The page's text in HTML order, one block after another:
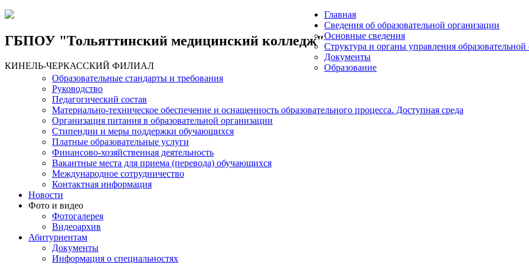
Jump to Content
Jump to Navigation
ГБПОУ "Тольяттинский медицинский колледж"
КИНЕЛЬ-ЧЕРКАССКИЙ ФИЛИАЛ
Главная
Сведения об образовательной организации
Основные сведения
Структура и органы управления образовательной
Документы
Образование
Образовательные стандарты и требования
Руководство
Педагогический состав
Материально-техническое обеспечение и оснащенность образовательного процесса. Доступная среда
Организация питания в образовательной организации
Стипендии и меры поддержки обучающихся
Платные образовательные услуги
Финансово-хозяйственная деятельность
Вакантные места для приема (перевода) обучающихся
Международное сотрудничество
Контактная информация
Новости
Фото и видео
Фотогалерея
Видеоархив
Абитуриентам
Документы
Информация о специальностях